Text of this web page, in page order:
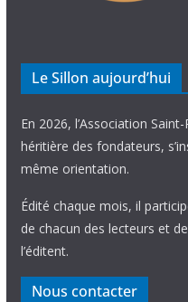
Le Sillon aujourd’hui
En 2026, l’Association
héritière des fondateurs,
même orientation.
Édité chaque mois, il
de chacun des lecteurs et
l’éditent.
Nous contacter